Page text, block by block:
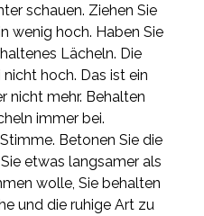
schauen. Ziehen Sie
wenig hoch. Haben Sie
Lächeln. Die
hoch. Das ist ein
nicht mehr. Behalten
immer bei.
Betonen Sie die
etwas langsamer als
wolle, Sie behalten
und die ruhige Art zu